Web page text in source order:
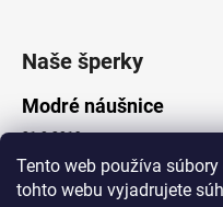
Tento web používa
tohto webu vyjadrujete
Naše šperky
Modré náušnice
21.8.2019